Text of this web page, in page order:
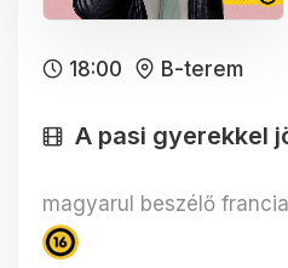
18:00 B-terem
A pasi gyerekkel
magyarul beszélő